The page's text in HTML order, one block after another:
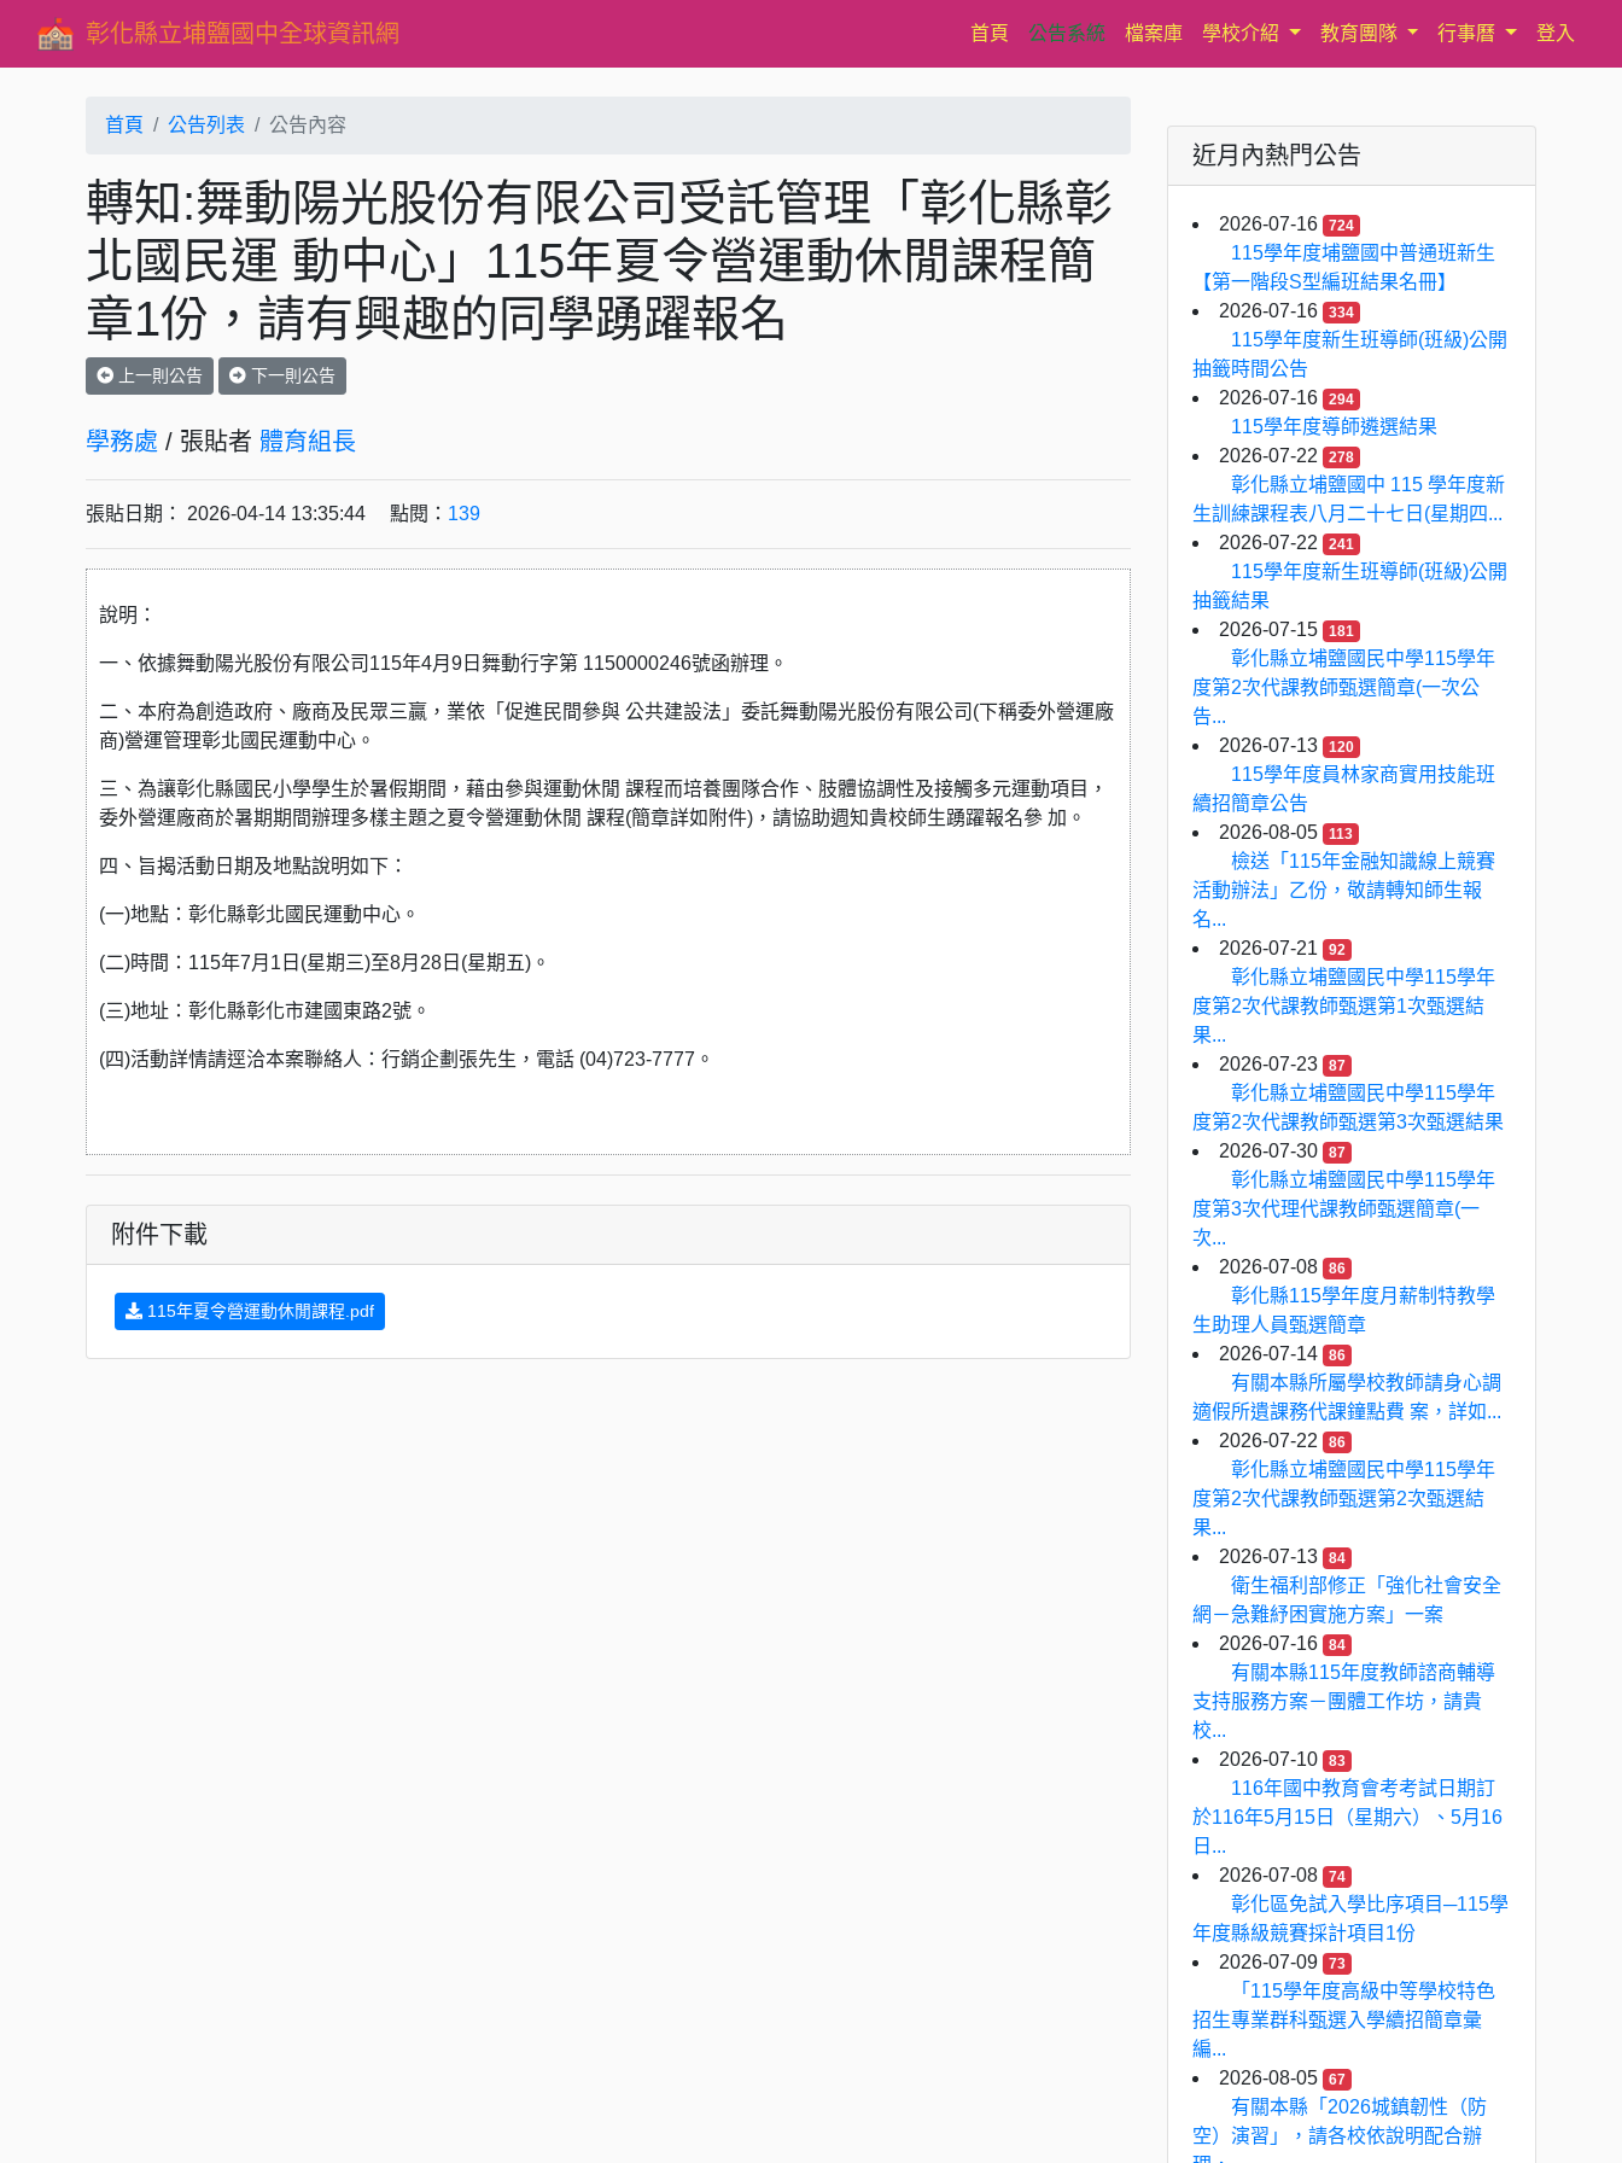
彰化縣立埔鹽國中全球資訊網 首頁(current)
公告系統 檔案庫 學校介紹 教育團隊 行事曆 登入
首頁 公告列表 公告內容
轉知:舞動陽光股份有限公司受託管理「彰化縣彰
北國民運 動中心」115年夏令營運動休閒課程簡
章1份，請有興趣的同學踴躍報名
上一則公告 下一則公告
學務處 / 張貼者 體育組長
張貼日期： 2026-04-14 13:35:44 點閱： 139
說明：
一、依據舞動陽光股份有限公司115年4月9日舞動行字第 1150000246號函辦理。
二、本府為創造政府、廠商及民眾三贏，業依「促進民間參與 公共建設法」委託舞動陽光股份有限公司(下稱委外營運廠
商)營運管理彰北國民運動中心。
三、為讓彰化縣國民小學學生於暑假期間，藉由參與運動休閒 課程而培養團隊合作、肢體協調性及接觸多元運動項目，
委外營運廠商於暑期期間辦理多樣主題之夏令營運動休閒 課程(簡章詳如附件)，請協助週知貴校師生踴躍報名參 加。
四、旨揭活動日期及地點說明如下：
(一)地點：彰化縣彰北國民運動中心。
(二)時間：115年7月1日(星期三)至8月28日(星期五)。
(三)地址：彰化縣彰化市建國東路2號。
(四)活動詳情請逕洽本案聯絡人：行銷企劃張先生，電話 (04)723-7777。
附件下載
115年夏令營運動休閒課程.pdf
近月內熱門公告
2026-07-16 724
115學年度埔鹽國中普通班新生
【第一階段S型編班結果名冊】
2026-07-16
334
115學年度新生班導師(班級)公開
抽籤時間公告
2026-07-16
294
115學年度導師遴選結果
2026-07-22
278
彰化縣立埔鹽國中 115 學年度新
生訓練課程表八月二十七日(星期四...
2026-07-22
241
115學年度新生班導師(班級)公開
抽籤結果
2026-07-15
181
彰化縣立埔鹽國民中學115學年
度第2次代課教師甄選簡章(一次公
告...
2026-07-13
120
115學年度員林家商實用技能班
續招簡章公告
2026-08-05
113
檢送「115年金融知識線上競賽
活動辦法」乙份，敬請轉知師生報
名...
2026-07-21
92
彰化縣立埔鹽國民中學115學年
度第2次代課教師甄選第1次甄選結
果...
2026-07-23
87
彰化縣立埔鹽國民中學115學年
度第2次代課教師甄選第3次甄選結果
2026-07-30
87
彰化縣立埔鹽國民中學115學年
度第3次代理代課教師甄選簡章(一
次...
2026-07-08
86
彰化縣115學年度月薪制特教學
生助理人員甄選簡章
2026-07-14
86
有關本縣所屬學校教師請身心調
適假所遺課務代課鐘點費 案，詳如...
2026-07-22
86
彰化縣立埔鹽國民中學115學年
度第2次代課教師甄選第2次甄選結
果...
2026-07-13
84
衛生福利部修正「強化社會安全
網－急難紓困實施方案」一案
2026-07-16
84
有關本縣115年度教師諮商輔導
支持服務方案－團體工作坊，請貴
校...
2026-07-10
83
116年國中教育會考考試日期訂
於116年5月15日（星期六）、5月16
日...
2026-07-08
74
彰化區免試入學比序項目─115學
年度縣級競賽採計項目1份
2026-07-09
73
「115學年度高級中等學校特色
招生專業群科甄選入學續招簡章彙
編...
2026-08-05
67
有關本縣「2026城鎮韌性（防
空）演習」，請各校依說明配合辦